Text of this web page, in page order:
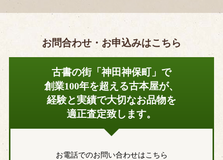
お問合わせ・お申込みはこちら
古書の街「神田神保町」で
創業100年を超える古本屋が、
経験と実績で大切なお品物を
適正査定致します。
お電話でのお問い合わせはこちら